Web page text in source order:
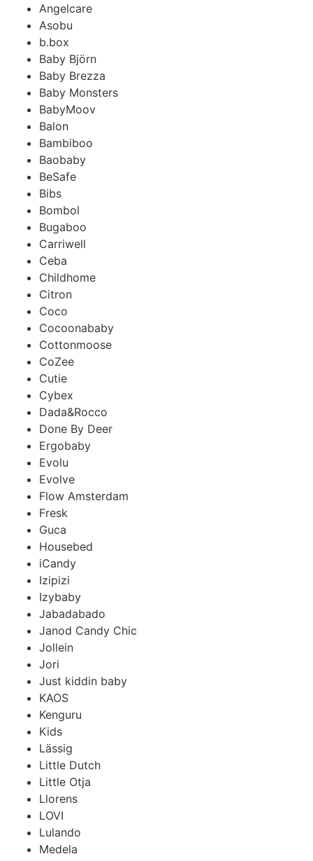
Angelcare
Asobu
b.box
Baby Björn
Baby Brezza
Baby Monsters
BabyMoov
Balon
Bambiboo
Baobaby
BeSafe
Bibs
Bombol
Bugaboo
Carriwell
Ceba
Childhome
Citron
Coco
Cocoonababy
Cottonmoose
CoZee
Cutie
Cybex
Dada&Rocco
Done By Deer
Ergobaby
Evolu
Evolve
Flow Amsterdam
Fresk
Guca
Housebed
iCandy
Izipizi
Izybaby
Jabadabado
Janod Candy Chic
Jollein
Jori
Just kiddin baby
KAOS
Kenguru
Kids
Lässig
Little Dutch
Little Otja
Llorens
LOVI
Lulando
Medela